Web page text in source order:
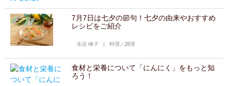
7月7日は七夕の節句！七夕の由来やおすすめ
レシピをご紹介
永吉 峰子 |料理／調理
食材と栄養について「にんにく」をもっと知
ろう！